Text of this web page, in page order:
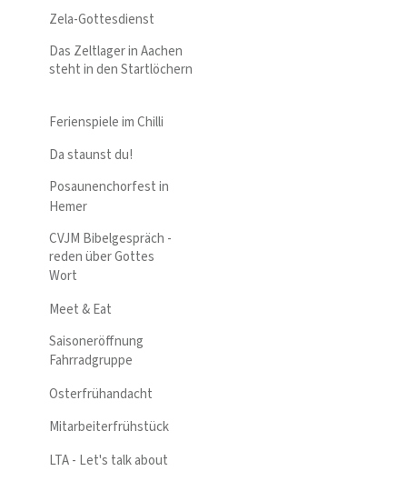
Zela-Gottesdienst
Das Zeltlager in Aachen
steht in den Startlöchern
Ferienspiele im Chilli
Da staunst du!
Posaunenchorfest in
Hemer
CVJM Bibelgespräch -
reden über Gottes
Wort
Meet & Eat
Saisoneröffnung
Fahrradgruppe
Osterfrühandacht
Mitarbeiterfrühstück
LTA - Let's talk about